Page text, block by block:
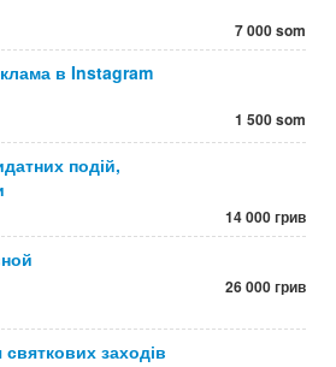
7 000 som
в Instagram
1 500 som
подій,
14 000 грив
26 000 грив
заходів